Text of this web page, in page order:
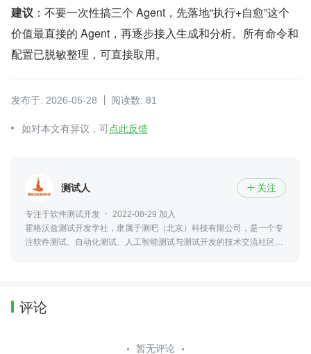
建议 ：不要一次性搞三个 Agent，先落地“执行+自愈”这个
价值最直接的 Agent，再逐步接入生成和分析。所有命令和
配置已脱敏整理，可直接取用。
发布于: 2026-05-28 阅读数: 81
如对本文有异议，可点此反馈
测试人  关注
专注于软件测试开发
2022-08-29 加入
霍格沃兹测试开发学社，隶属于测吧（北京）科技有限公司，是一个专
注软件测试、自动化测试、人工智能测试与测试开发的技术交流社区，
评论
暂无评论